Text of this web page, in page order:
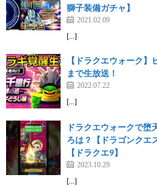
獅子装備ガチャ】
2021.02.09
[…]
【ドラクエウォーク
まで生放送！
2022.07.22
[…]
ドラクエウォークで堕
ろは？【ドラゴンクエ
【ドラクエ9】
2023.10.29
[…]